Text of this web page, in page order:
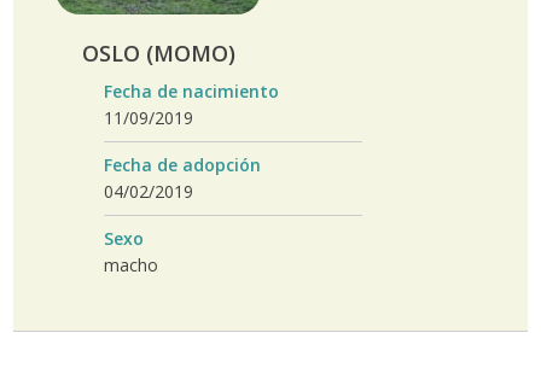
OSLO (MOMO)
Fecha de nacimiento
11/09/2019
Fecha de adopción
04/02/2019
Sexo
macho